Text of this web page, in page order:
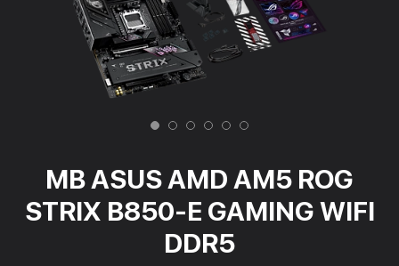
MB ASUS AMD AM5 ROG
STRIX B850-E GAMING WIFI
DDR5